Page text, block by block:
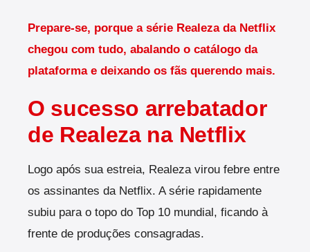
Prepare-se, porque a série Realeza da Netflix
chegou com tudo, abalando o catálogo da
plataforma e deixando os fãs querendo mais.
O sucesso arrebatador
de Realeza na Netflix
Logo após sua estreia, Realeza virou febre entre
os assinantes da Netflix. A série rapidamente
subiu para o topo do Top 10 mundial, ficando à
frente de produções consagradas.